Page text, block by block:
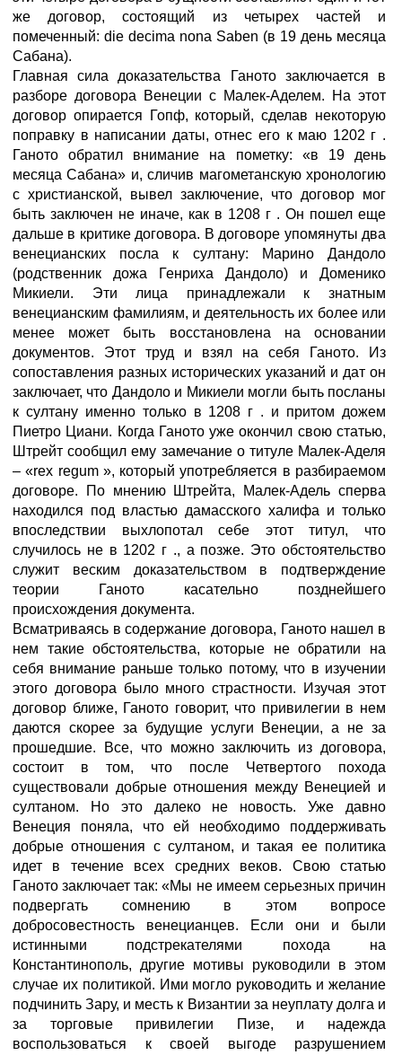
же договор, состоящий из четырех частей и
помеченный: die decima nona Saben (в 19 день месяца
Сабана).
Главная сила доказательства Ганото заключается в
разборе договора Венеции с Малек-Аделем. На этот
договор опирается Гопф, который, сделав некоторую
поправку в написании даты, отнес его к маю 1202 г .
Ганото обратил внимание на пометку: «в 19 день
месяца Сабана» и, сличив магометанскую хронологию
с христианской, вывел заключение, что договор мог
быть заключен не иначе, как в 1208 г . Он пошел еще
дальше в критике договора. В договоре упомянуты два
венецианских посла к султану: Марино Дандоло
(родственник дожа Генриха Дандоло) и Доменико
Микиели. Эти лица принадлежали к знатным
венецианским фамилиям, и деятельность их более или
менее может быть восстановлена на основании
документов. Этот труд и взял на себя Ганото. Из
сопоставления разных исторических указаний и дат он
заключает, что Дандоло и Микиели могли быть посланы
к султану именно только в 1208 г . и притом дожем
Пиетро Циани. Когда Ганото уже окончил свою статью,
Штрейт сообщил ему замечание о титуле Малек-Аделя
– «rex regum », который употребляется в разбираемом
договоре. По мнению Штрейта, Малек-Адель сперва
находился под властью дамасского халифа и только
впоследствии выхлопотал себе этот титул, что
случилось не в 1202 г ., а позже. Это обстоятельство
служит веским доказательством в подтверждение
теории Ганото касательно позднейшего
происхождения документа.
Всматриваясь в содержание договора, Ганото нашел в
нем такие обстоятельства, которые не обратили на
себя внимание раньше только потому, что в изучении
этого договора было много страстности. Изучая этот
договор ближе, Ганото говорит, что привилегии в нем
даются скорее за будущие услуги Венеции, а не за
прошедшие. Все, что можно заключить из договора,
состоит в том, что после Четвертого похода
существовали добрые отношения между Венецией и
султаном. Но это далеко не новость. Уже давно
Венеция поняла, что ей необходимо поддерживать
добрые отношения с султаном, и такая ее политика
идет в течение всех средних веков. Свою статью
Ганото заключает так: «Мы не имеем серьезных причин
подвергать сомнению в этом вопросе
добросовестность венецианцев. Если они и были
истинными подстрекателями похода на
Константинополь, другие мотивы руководили в этом
случае их политикой. Ими могло руководить и желание
подчинить Зару, и месть к Византии за неуплату долга и
за торговые привилегии Пизе, и надежда
воспользоваться к своей выгоде разрушением